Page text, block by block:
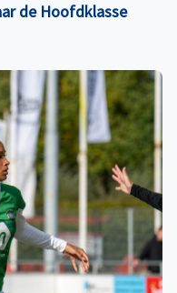
de Hoofdklasse